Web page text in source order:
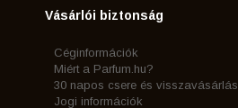
Vásárlói biztonság
Céginformációk
Miért a Parfum.hu?
30 napos csere és visszavásárlás
Jogi információk